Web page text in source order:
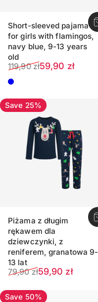
Short-sleeved pajama
for girls with flamingos,
navy blue, 9-13 years
old
Sale price59,90 zł
Regular price
119,90 zł
Dark blue
Save 25%
Piżama z długim
rękawem dla
dziewczynki, z
reniferem, granatowa 9-
13 lat
Sale price59,90 zł
Regular price
79,90 zł
Save 50%